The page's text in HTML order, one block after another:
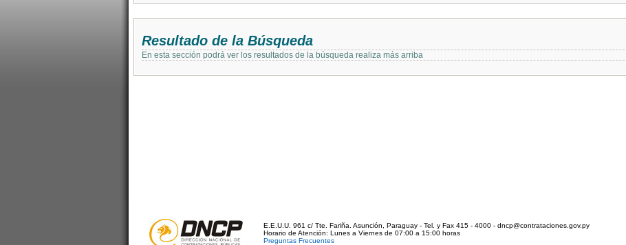
Resultado de la Búsqueda
En esta sección podrá ver los resultados de la búsqueda realiza más arriba
E.E.U.U. 961 c/ Tte. Fariña. Asunción, Paraguay - Tel. y Fax 415 - 4000 - dncp@contrataciones.gov.py
Horario de Atención: Lunes a Viernes de 07:00 a 15:00 horas
Preguntas Frecuentes